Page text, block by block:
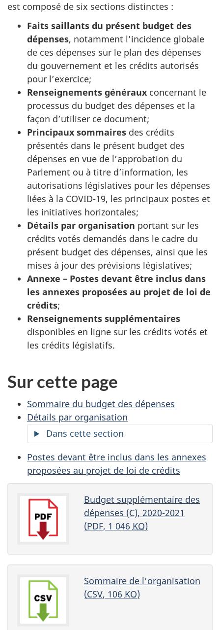
est composé de six sections distinctes :
Faits saillants du présent budget des
dépenses, notamment l’incidence globale
de ces dépenses sur le plan des dépenses
du gouvernement et les crédits autorisés
pour l’exercice;
Renseignements généraux concernant le
processus du budget des dépenses et la
façon d’utiliser ce document;
Principaux sommaires des crédits
présentés dans le présent budget des
dépenses en vue de l’approbation du
Parlement ou à titre d’information, les
autorisations législatives pour les dépenses
liées à la COVID-19, les principaux postes et
les initiatives horizontales;
Détails par organisation portant sur les
crédits votés demandés dans le cadre du
présent budget des dépenses, ainsi que les
mises à jour des prévisions législatives;
Annexe – Postes devant être inclus dans
les annexes proposées au projet de loi de
crédits;
Renseignements supplémentaires
disponibles en ligne sur les crédits votés et
les crédits législatifs.
Sur cette page
Sommaire du budget des dépenses
Détails par organisation
Dans cette section
Postes devant être inclus dans les annexes
proposées au projet de loi de crédits
Budget supplémentaire des
dépenses (C), 2020-2021
(PDF, 1 046 KO)
Sommaire de l’organisation
(CSV, 106 KO)